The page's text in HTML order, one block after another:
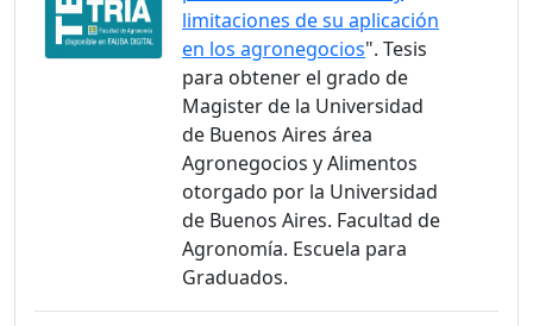
limitaciones de su aplicación
en los agronegocios". Tesis
para obtener el grado de
Magister de la Universidad
de Buenos Aires área
Agronegocios y Alimentos
otorgado por la Universidad
de Buenos Aires. Facultad de
Agronomía. Escuela para
Graduados.